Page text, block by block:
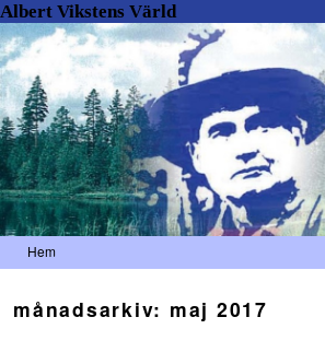
Albert Vikstens Värld
Hem
månadsarkiv: maj 2017